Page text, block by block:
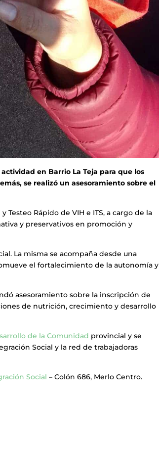
en Barrio La Teja para que los
se realizó un asesoramiento sobre el
Rápido de VIH e ITS, a cargo de la
y preservativos en promoción y
La misma se acompaña desde una
el fortalecimiento de la autonomía y
asesoramiento sobre la inscripción de
de nutrición, crecimiento y desarrollo
de la Comunidad provincial y se
Social y la red de trabajadoras
Social – Colón 686, Merlo Centro.